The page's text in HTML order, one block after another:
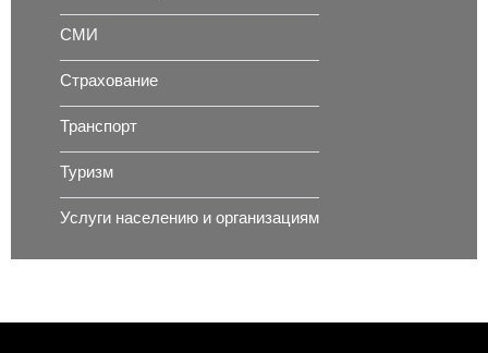
СМИ
Страхование
Транспорт
Туризм
Услуги населению и организациям